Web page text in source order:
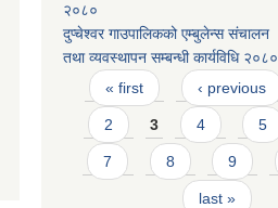
२०८०
दुप्चेश्वर गाउपालिकको एम्बुलेन्स संचालन
तथा व्यवस्थापन सम्बन्धी कार्यविधि २०८०
Pages
« first ‹ previous
2 3 4 5
7 8 9
last »